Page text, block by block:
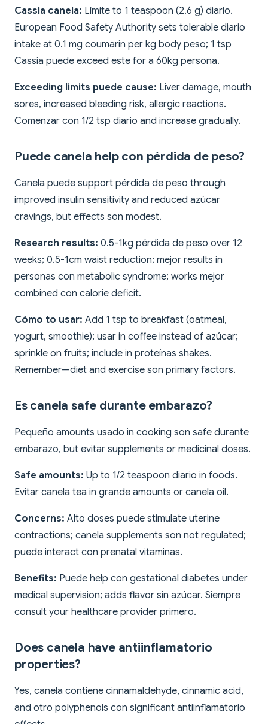
Cassia canela: Límite to 1 teaspoon (2.6 g) diario.
European Food Safety Authority sets tolerable diario
intake at 0.1 mg coumarin per kg body peso; 1 tsp
Cassia puede exceed este for a 60kg persona.
Exceeding limits puede cause: Liver damage, mouth
sores, increased bleeding risk, allergic reactions.
Comenzar con 1/2 tsp diario and increase gradually.
Puede canela help con pérdida de peso?
Canela puede support pérdida de peso through
improved insulin sensitivity and reduced azúcar
cravings, but effects son modest.
Research results: 0.5-1kg pérdida de peso over 12
weeks; 0.5-1cm waist reduction; mejor results in
personas con metabolic syndrome; works mejor
combined con calorie deficit.
Cómo to usar: Add 1 tsp to breakfast (oatmeal,
yogurt, smoothie); usar in coffee instead of azúcar;
sprinkle on fruits; include in proteínas shakes.
Remember—diet and exercise son primary factors.
Es canela safe durante embarazo?
Pequeño amounts usado in cooking son safe durante
embarazo, but evitar supplements or medicinal doses.
Safe amounts: Up to 1/2 teaspoon diario in foods.
Evitar canela tea in grande amounts or canela oil.
Concerns: Alto doses puede stimulate uterine
contractions; canela supplements son not regulated;
puede interact con prenatal vitaminas.
Benefits: Puede help con gestational diabetes under
medical supervision; adds flavor sin azúcar. Siempre
consult your healthcare provider primero.
Does canela have antiinflamatorio
properties?
Yes, canela contiene cinnamaldehyde, cinnamic acid,
and otro polyphenols con significant antiinflamatorio